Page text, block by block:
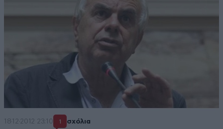
18·12·2012 23:10 1 σχόλια